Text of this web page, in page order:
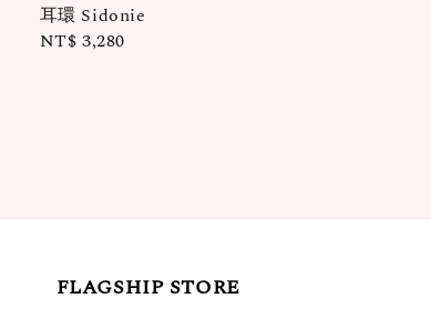
耳環 Sidonie
Regular
NT$ 3,280
FLAGSHIP STORE